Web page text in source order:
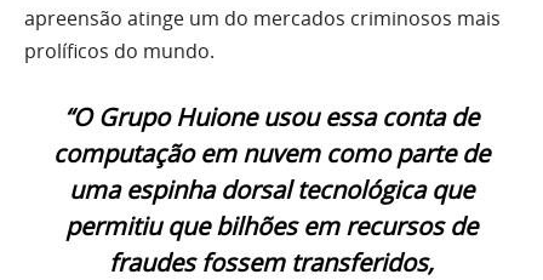
apreensão atinge um do mercados criminosos mais
prolíficos do mundo.
“O Grupo Huione usou essa conta de
computação em nuvem como parte de
uma espinha dorsal tecnológica que
permitiu que bilhões em recursos de
fraudes fossem transferidos,